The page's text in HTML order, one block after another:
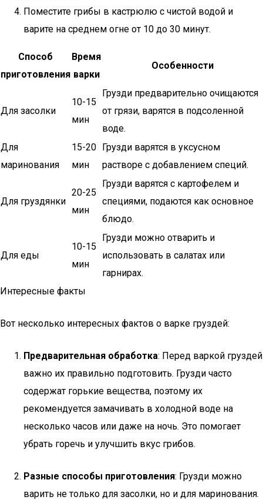
Поместите грибы в кастрюлю с чистой водой и
варите на среднем огне от 10 до 30 минут.
Способ
приготовления
Время
варки
Особенности
Для засолки
10-15
мин
Грузди предварительно очищаются
от грязи, варятся в подсоленной
воде.
Для
маринования
15-20
мин
Грузди варятся в уксусном
растворе с добавлением специй.
Для груздянки
20-25
мин
Грузди варятся с картофелем и
специями, подаются как основное
блюдо.
Для еды
10-15
мин
Грузди можно отварить и
использовать в салатах или
гарнирах.
Интересные факты
Вот несколько интересных фактов о варке груздей:
Предварительная обработка: Перед варкой груздей
важно их правильно подготовить. Грузди часто
содержат горькие вещества, поэтому их
рекомендуется замачивать в холодной воде на
несколько часов или даже на ночь. Это помогает
убрать горечь и улучшить вкус грибов.
Разные способы приготовления: Грузди можно
варить не только для засолки, но и для маринования.